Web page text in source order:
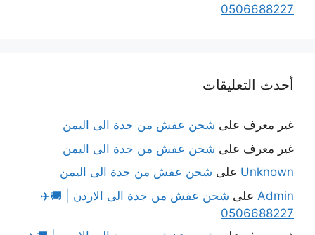
0506688227
أحدث التعليقات
غير معرف على شحن عفش من جدة الى اليمن
غير معرف على شحن عفش من جدة الى اليمن
Unknown على شحن عفش من جدة الى اليمن
Admin على شحن عفش من جدة الى الاردن | 🚚✈️
0506688227